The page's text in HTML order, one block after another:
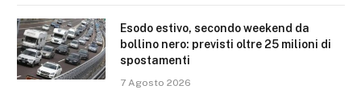
Esodo estivo, secondo weekend da
bollino nero: previsti oltre 25 milioni di
spostamenti
7 Agosto 2026